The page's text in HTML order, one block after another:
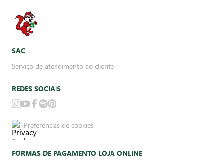
SAC
Serviço de atendimento ao cliente
REDES SOCIAIS
Preferências de cookies
FORMAS DE PAGAMENTO LOJA ONLINE